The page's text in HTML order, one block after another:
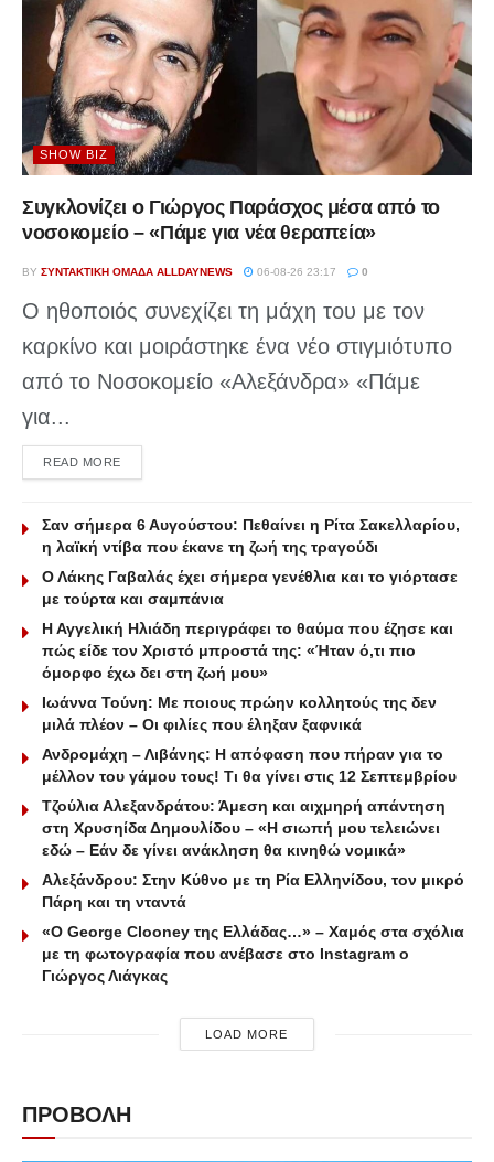
SHOW BIZ
Συγκλονίζει ο Γιώργος Παράσχος μέσα από το
νοσοκομείο – «Πάμε για νέα θεραπεία»
BY ΣΥΝΤΑΚΤΙΚΉ ΟΜΆΔΑ ALLDAYNEWS 06-08-26 23:17 0
Ο ηθοποιός συνεχίζει τη μάχη του με τον
καρκίνο και μοιράστηκε ένα νέο στιγμιότυπο
από το Νοσοκομείο «Αλεξάνδρα» «Πάμε
για...
READ MOREDETAILS
Σαν σήμερα 6 Αυγούστου: Πεθαίνει η Ρίτα Σακελλαρίου,
η λαϊκή ντίβα που έκανε τη ζωή της τραγούδι
Ο Λάκης Γαβαλάς έχει σήμερα γενέθλια και το γιόρτασε
με τούρτα και σαμπάνια
Η Αγγελική Ηλιάδη περιγράφει το θαύμα που έζησε και
πώς είδε τον Χριστό μπροστά της: «Ήταν ό,τι πιο
όμορφο έχω δει στη ζωή μου»
Ιωάννα Τούνη: Με ποιους πρώην κολλητούς της δεν
μιλά πλέον – Οι φιλίες που έληξαν ξαφνικά
Ανδρομάχη – Λιβάνης: Η απόφαση που πήραν για το
μέλλον του γάμου τους! Τι θα γίνει στις 12 Σεπτεμβρίου
Τζούλια Αλεξανδράτου: Άμεση και αιχμηρή απάντηση
στη Χρυσηίδα Δημουλίδου – «Η σιωπή μου τελειώνει
εδώ – Εάν δε γίνει ανάκληση θα κινηθώ νομικά»
Αλεξάνδρου: Στην Κύθνο με τη Ρία Ελληνίδου, τον μικρό
Πάρη και τη νταντά
«Ο George Clooney της Ελλάδας…» – Χαμός στα σχόλια
με τη φωτογραφία που ανέβασε στο Instagram ο
Γιώργος Λιάγκας
LOAD MORE
ΠΡΟΒΟΛΗ